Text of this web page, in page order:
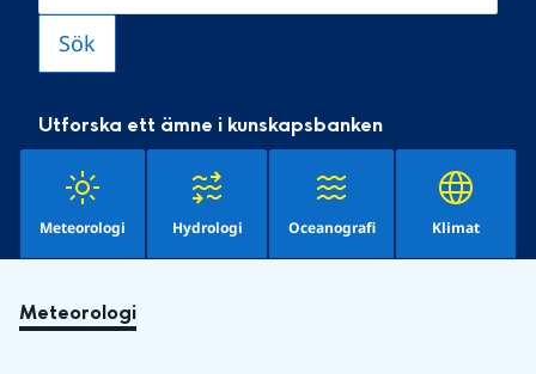
Utforska ett ämne i kunskapsbanken
Meteorologi Hydrologi Oceanografi Klimat
Meteorologi